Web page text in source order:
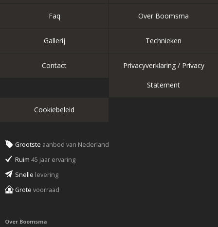
Faq Over Boomsma
Gallerij Technieken
Contact Privacyverklaring / Privacy
Statement
Cookiebeleid
Grootste aanbod van Nederland
Ruim 45 jaar ervaring
Snelle levering
Grote voorraad
Over Boomsma